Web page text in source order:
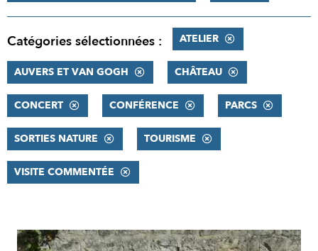
Catégories sélectionnées : ATELIER
AUVERS ET VAN GOGH CHÂTEAU
CONCERT CONFÉRENCE PARCS
SORTIES NATURE TOURISME
VISITE COMMENTÉE
RÉSULTATS